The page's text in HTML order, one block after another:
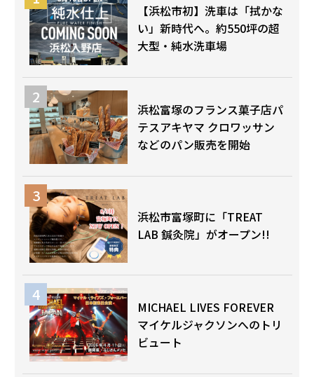
【浜松市初】洗車は「拭かな
い」新時代へ。約550坪の超
大型・純水洗車場
浜松富塚のフランス菓子店パ
テスアキヤマ クロワッサン
などのパン販売を開始
浜松市富塚町に「TREAT
LAB 鍼灸院」がオープン!!
MICHAEL LIVES FOREVER
マイケルジャクソンへのトリ
ビュート